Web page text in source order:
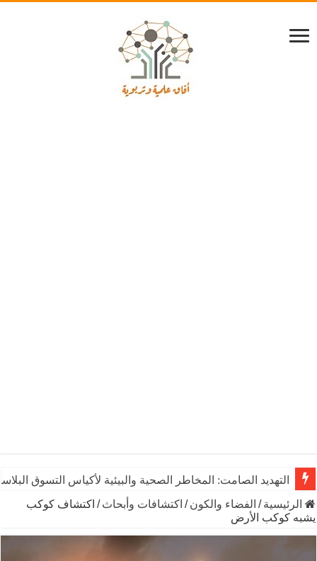
التهديد الصامت: المخاطر الصحية والبيئية لأكياس التسوق
الرئيسية / الفضاء والكون / اكتشافات وأبحاث / اكتشاف كوكب
يشبه كوكب الأرض